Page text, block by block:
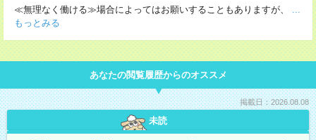
≪無理なく働ける≫場合によってはお願いすることもありますが、
...
もっとみる
あなたの閲覧履歴からのオススメ
掲載日：2026.08.08
未読